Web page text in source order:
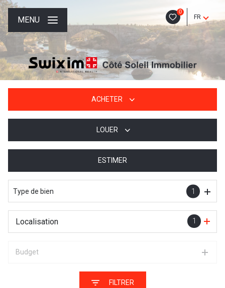
0
FR
MENU
ACHETER
De l'immo pro
LOUER
De l'immo pro
ESTIMER
Type de bien 1
1
Localisation
Budget
FILTRER